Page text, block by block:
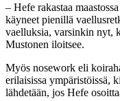
– Hefe rakastaa
käyneet pienillä
vaelluksia, varsinkin nyt,
Mustonen iloitsee.
Myös nosework eli
erilaisissa ympäristöissä,
lähdetään, jos Hefe